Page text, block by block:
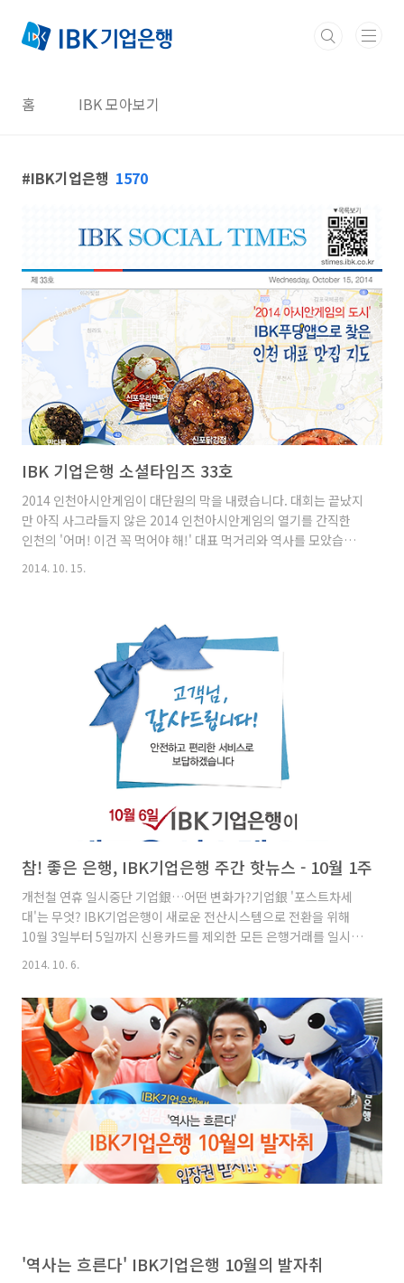
홈 IBK 모아보기
IBK기업은행 1570
IBK 기업은행 소셜타임즈 33호
2014 인천아시안게임이 대단원의 막을 내렸습니다. 대회는 끝났지
만 아직 사그라들지 않은 2014 인천아시안게임의 열기를 간직한
인천의 '어머! 이건 꼭 먹어야 해!' 대표 먹거리와 역사를 모았습니
서 8개, 모두 750원일 때 100원 동전은 몇 개일까?정답은 IBK페이
스북에서 확인하세요. 2012년 11월 로완 아킨스(Rowan
Atkinson)은 "50세가 넘어서도 바보 연기를 하는 건 슬픈 일"이라
며, 더는 미스터 빈(Mr. Be..
2014. 10. 15.
참! 좋은 은행, IBK기업은행 주간 핫뉴스 - 10월 1주
개천철 연휴 일시중단 기업銀…어떤 변화가?기업銀 '포스트차세
대'는 무엇? IBK기업은행이 새로운 전산시스템으로 전환을 위해
10월 3일부터 5일까지 신용카드를 제외한 모든 은행거래를 일시
중단하기로 하면서 앞으로 어떤 점들이 개선되는지 은행권의 관심
자동화기기 현금 입·출금과 송금, 인터넷뱅킹·텔레빙킹 등 전자금
융, 체크카드 이용 등 모든 금융거래를 중단할 계획이다. 재개 시점
은 6일 오전 4시다. '기술금융 투어' 나서는 권선주 기업은행장권선
주 IBK기업은행장이 올 가을 '기술금융 투어'에 나선다. 최근 기업
은행의 새로운 성장동력으로 자리 잡아가고 있는 기술금융의 저변
을 넓히기 위한 행보다. 기업은행은 이번 투어를 통해 기술금융 분
야에서의 ..
2014. 10. 6.
'역사는 흐른다' IBK기업은행 10월의 발자취